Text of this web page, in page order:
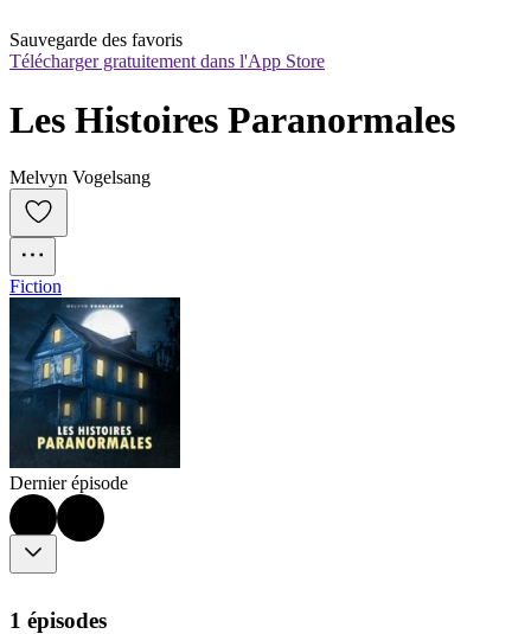
Sauvegarde des favoris
Télécharger gratuitement dans l'App Store
Les Histoires Paranormales
Melvyn Vogelsang
Fiction
Dernier épisode
1 épisodes